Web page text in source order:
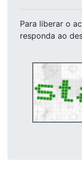
Para liberar o
responda ao